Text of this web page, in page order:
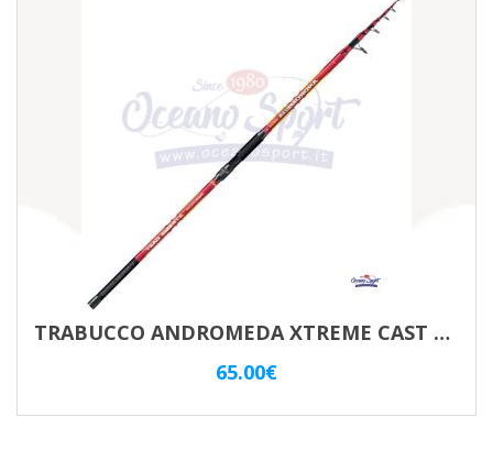
TRABUCCO ANDROMEDA XTREME CAST Mt. 4.20 Az. 200Gr.
65.00€